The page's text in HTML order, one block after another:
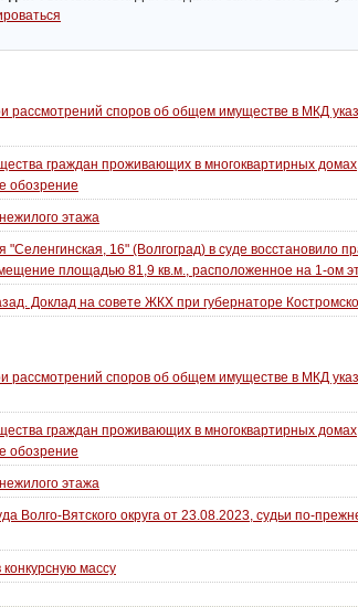
рассмотрений споров об общем имуществе в МКД
граждан проживающих в многоквартирных
обозрение
этажа
"Селенгинская, 16" (Волгоград) в суде восстановило
площадью 81,9 кв.м., расположенное на 1-ом
Доклад на совете ЖКХ при губернаторе
рассмотрений споров об общем имуществе в МКД
граждан проживающих в многоквартирных
обозрение
этажа
Волго-Вятского округа от 23.08.2023, судьи по-
массу